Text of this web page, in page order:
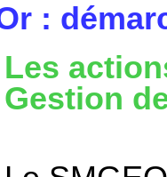
:
Les
Gestion